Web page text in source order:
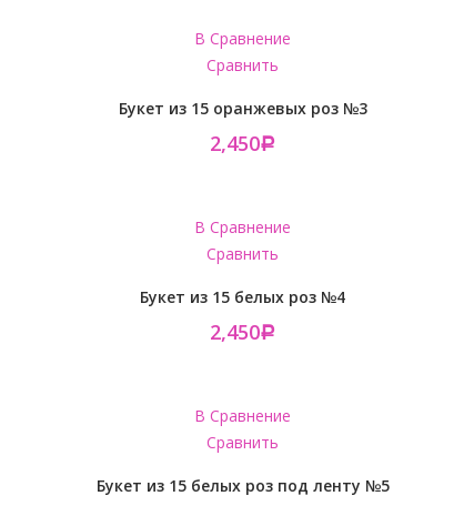
В Сравнение
Сравнить
Букет из 15 оранжевых роз №3
2,450Р
В Сравнение
Сравнить
Букет из 15 белых роз №4
2,450Р
В Сравнение
Сравнить
Букет из 15 белых роз под ленту №5